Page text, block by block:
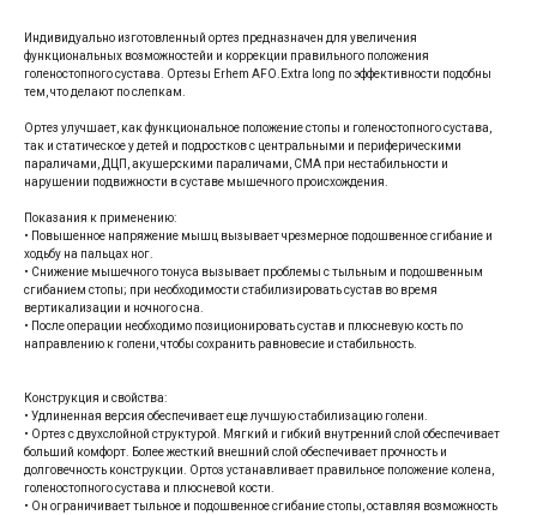
Индивидуально изготовленный ортез предназначен для увеличения
функциональных возможностейи и коррекции правильного положения
голеностопного сустава. Ортезы Erhem AFO.Extra long по эффективности подобны
тем, что делают по слепкам.
Ортез улучшает, как функциональное положение стопы и голеностопного сустава,
так и статическое у детей и подростков с центральными и периферическими
параличами, ДЦП, акушерскими параличами, СМА при нестабильности и
нарушении подвижности в суставе мышечного происхождения.
Показания к применению:
• Повышенное напряжение мышц вызывает чрезмерное подошвенное сгибание и
ходьбу на пальцах ног.
• Снижение мышечного тонуса вызывает проблемы с тыльным и подошвенным
сгибанием стопы; при необходимости стабилизировать сустав во время
вертикализации и ночного сна.
• После операции необходимо позиционировать сустав и плюсневую кость по
направлению к голени, чтобы сохранить равновесие и стабильность.
Конструкция и свойства:
• Удлиненная версия обеспечивает еще лучшую стабилизацию голени.
• Ортез с двухслойной структурой. Мягкий и гибкий внутренний слой обеспечивает
больший комфорт. Более жесткий внешний слой обеспечивает прочность и
долговечность конструкции. Ортоз устанавливает правильное положение колена,
голеностопного сустава и плюсневой кости.
• Он ограничивает тыльное и подошвенное сгибание стопы, оставляя возможность